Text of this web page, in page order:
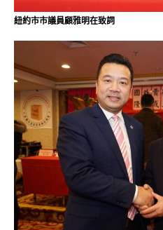
紐約市市議員顧雅明在致詞